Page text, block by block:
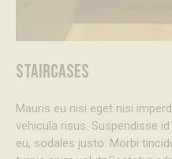
STAIRCASES
Mauris eu nisi eget nisi
vehicula risus. Suspendisse
eu, sodales justo. Morbi